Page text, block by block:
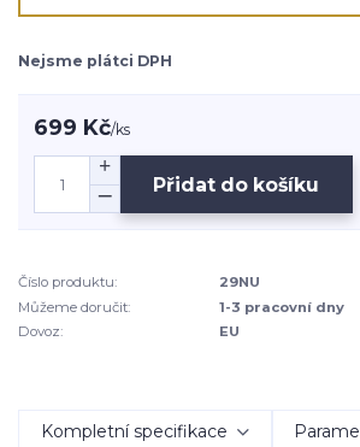
Nejsme plátci DPH
699 Kč/ks
Přidat do košíku
Číslo produktu:
29NU
Můžeme doručit:
1-3 pracovní dny
Dovoz:
EU
Kompletní specifikace